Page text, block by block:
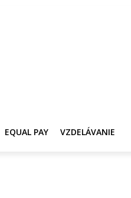
EQUAL PAY VZDELÁVANIE